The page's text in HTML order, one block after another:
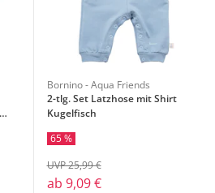
Bornino - Aqua Friends
2-tlg. Set Latzhose mit Shirt
Kugelfisch
65 %
ab 9,09 €
UVP 25,99 €